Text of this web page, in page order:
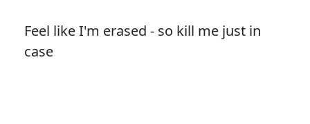
Feel like I'm erased - so kill me just in
case